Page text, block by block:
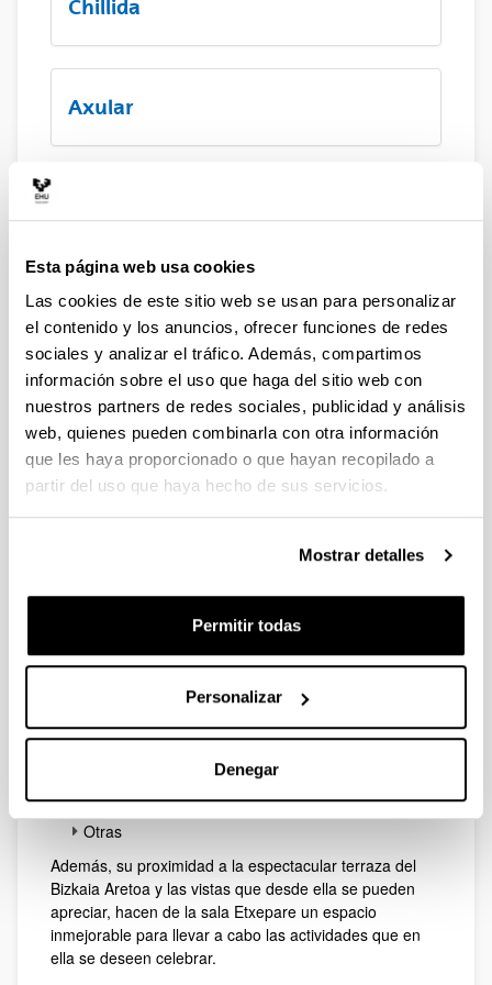
Esta página web usa cookies
Las cookies de este sitio web se usan para personalizar
el contenido y los anuncios, ofrecer funciones de redes
sociales y analizar el tráfico. Además, compartimos
información sobre el uso que haga del sitio web con
nuestros partners de redes sociales, publicidad y análisis
web, quienes pueden combinarla con otra información
que les haya proporcionado o que hayan recopilado a
partir del uso que haya hecho de sus servicios.
Mostrar detalles
Permitir todas
Personalizar
Denegar
Chillida
Axular
Sala de exposiciones Etxepare
las posibilidades que ofrece una sala como esta, en ella
se pueden desarrollar actividades de tipología muy
mobiliario
Espacio para celebrar cócteles o comidas
Proyecciones o espectáculos
Talleres
Otras
Además, su proximidad a la espectacular terraza del
Bizkaia Aretoa y las vistas que desde ella se pueden
apreciar, hacen de la sala Etxepare un espacio
inmejorable para llevar a cabo las actividades que en
ella se deseen celebrar.